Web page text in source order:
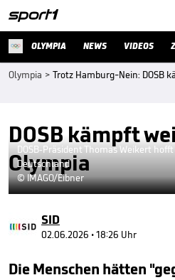
OLYMPIA NEWS VIDEOS
Olympia > Trotz Hamburg-Nein: DOSB
DOSB kämpft
Olympia
DOSB-Präsident Thomas Weikert
Deutschland
© IMAGO/Eibner
SID
02.06.2026 • 18:26 Uhr
Die Menschen hätten